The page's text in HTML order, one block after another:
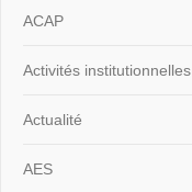
ACAP
Activités institutionnelles
Actualité
AES